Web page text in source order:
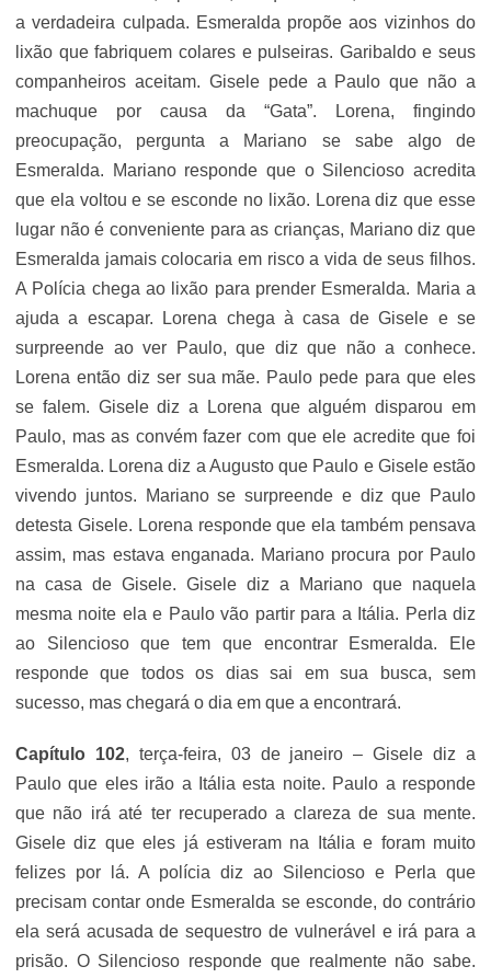
a verdadeira culpada. Esmeralda propõe aos vizinhos do
lixão que fabriquem colares e pulseiras. Garibaldo e seus
companheiros aceitam. Gisele pede a Paulo que não a
machuque por causa da “Gata”. Lorena, fingindo
preocupação, pergunta a Mariano se sabe algo de
Esmeralda. Mariano responde que o Silencioso acredita
que ela voltou e se esconde no lixão. Lorena diz que esse
lugar não é conveniente para as crianças, Mariano diz que
Esmeralda jamais colocaria em risco a vida de seus filhos.
A Polícia chega ao lixão para prender Esmeralda. Maria a
ajuda a escapar. Lorena chega à casa de Gisele e se
surpreende ao ver Paulo, que diz que não a conhece.
Lorena então diz ser sua mãe. Paulo pede para que eles
se falem. Gisele diz a Lorena que alguém disparou em
Paulo, mas as convém fazer com que ele acredite que foi
Esmeralda. Lorena diz a Augusto que Paulo e Gisele estão
vivendo juntos. Mariano se surpreende e diz que Paulo
detesta Gisele. Lorena responde que ela também pensava
assim, mas estava enganada. Mariano procura por Paulo
na casa de Gisele. Gisele diz a Mariano que naquela
mesma noite ela e Paulo vão partir para a Itália. Perla diz
ao Silencioso que tem que encontrar Esmeralda. Ele
responde que todos os dias sai em sua busca, sem
sucesso, mas chegará o dia em que a encontrará.
Capítulo 102, terça-feira, 03 de janeiro – Gisele diz a
Paulo que eles irão a Itália esta noite. Paulo a responde
que não irá até ter recuperado a clareza de sua mente.
Gisele diz que eles já estiveram na Itália e foram muito
felizes por lá. A polícia diz ao Silencioso e Perla que
precisam contar onde Esmeralda se esconde, do contrário
ela será acusada de sequestro de vulnerável e irá para a
prisão. O Silencioso responde que realmente não sabe.